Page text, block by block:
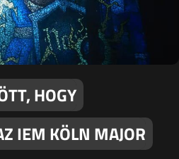
HOGY
IEM KÖLN MAJOR